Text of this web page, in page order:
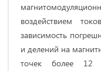
воздействием
зависимость
и делений на
точек более 12